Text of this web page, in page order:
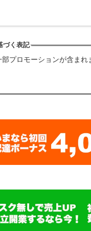
づく表記
プロモーションが含まれ